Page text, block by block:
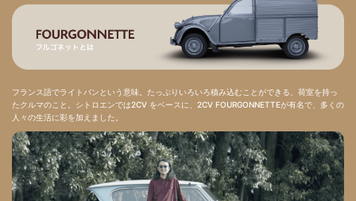
フランス語でライトバンという意味。たっぷりいろいろ積み込むことができる、荷室を持っ
たクルマのこと。シトロエンでは2CV をベースに、2CV FOURGONNETTEが有名で、多くの
人々の生活に彩を加えました。